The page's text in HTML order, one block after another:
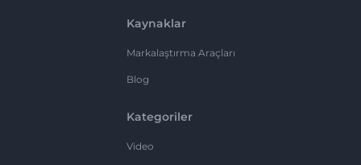
Kaynaklar
Markalaştırma Araçları
Blog
Kategoriler
Video